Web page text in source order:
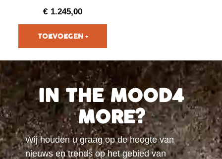
€ 1.245,00
IN THE MOOD4
MORE?
Wij houden u graag op de hoogte van
nieuws en trends op het gebied van